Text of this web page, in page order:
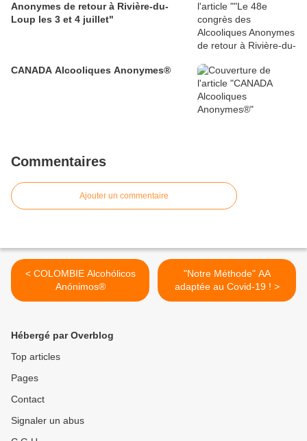
Anonymes de retour à Rivière-du-
Loup les 3 et 4 juillet"
CANADA Alcooliques Anonymes®
Commentaires
Ajouter un commentaire
< COLOMBIE Alcohólicos
Anónimos®
"Notre Méthode" AA
adaptée au Covid-19 ! >
Hébergé par Overblog
Top articles
Pages
Contact
Signaler un abus